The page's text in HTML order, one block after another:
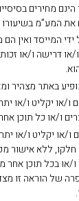
הינם מחירים
המע”מ בשיעורו
ידי המייסד
דרישה ו/או
או יקליט ו/או
ו/או כל תוכן
יקליט ו/או
חלקו, ללא
ו/או בכל תוכן
של הוראה זו